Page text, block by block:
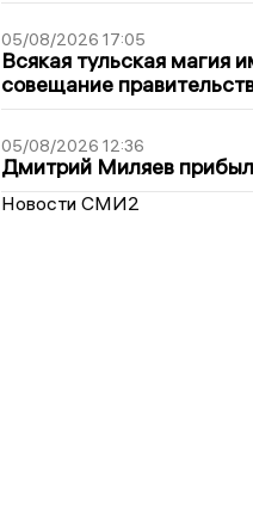
05/08/2026 17:05
Всякая тульская магия
совещание
05/08/2026 12:36
Дмитрий Миляев
Новости СМИ2